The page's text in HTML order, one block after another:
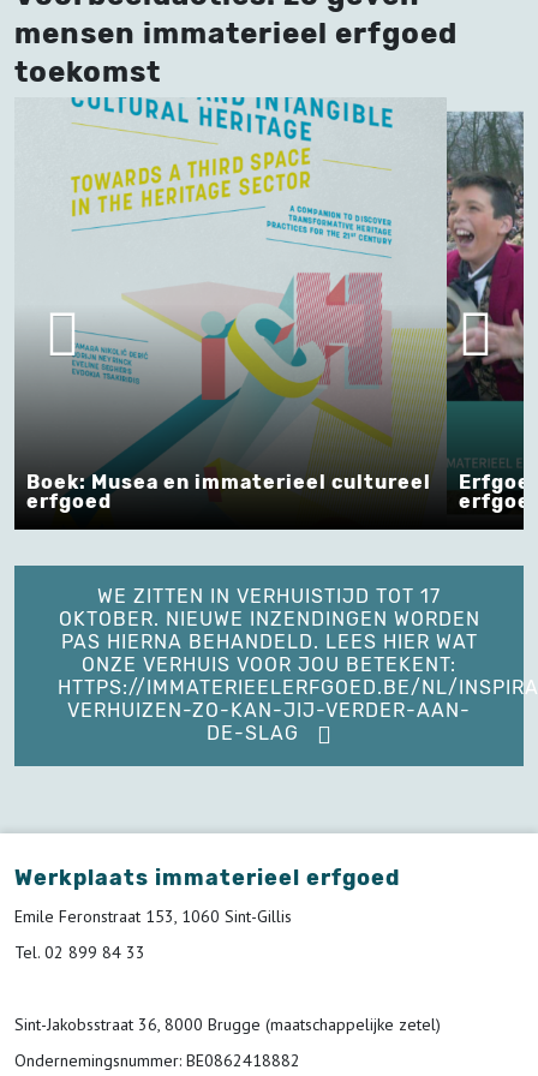
mensen immaterieel erfgoed
toekomst
Erfgoed voor doeners: Immaterieel
erfgoed en gemeentelijk beleid
WE ZITTEN IN VERHUISTIJD TOT 17
OKTOBER. NIEUWE INZENDINGEN WORDEN
PAS HIERNA BEHANDELD. LEES HIER WAT
ONZE VERHUIS VOOR JOU BETEKENT:
HTTPS://IMMATERIEELERFGOED.BE/NL/
VERHUIZEN-ZO-KAN-JIJ-VERDER-AAN-
DE-SLAG
Werkplaats immaterieel erfgoed
Emile Feronstraat 153, 1060 Sint-Gillis
Tel. 02 899 84 33
Sint-Jakobsstraat 36, 8000 Brugge (maatschappelijke zetel)
Ondernemingsnummer: BE0862418882